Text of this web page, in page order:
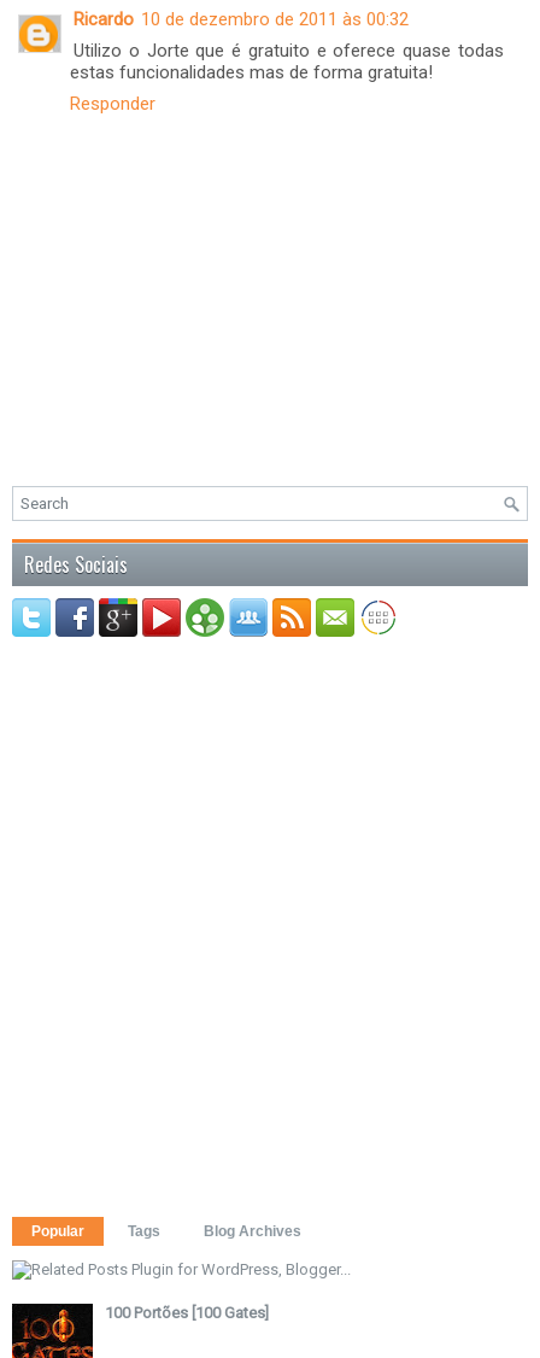
Ricardo 10 de dezembro de 2011 às 00:32
Utilizo o Jorte que é gratuito e oferece quase todas
estas funcionalidades mas de forma gratuita!
Responder
Redes Sociais
Popular Tags Blog Archives
100 Portões [100 Gates]